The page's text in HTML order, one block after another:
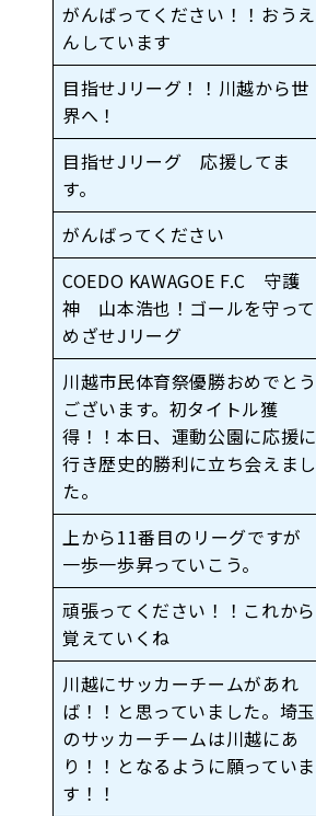
がんばってください！！おうえ
んしています
目指せJリーグ！！川越から世
界へ！
目指せJリーグ 応援してま
す。
がんばってください
COEDO KAWAGOE F.C 守護
神 山本浩也！ゴールを守って
めざせJリーグ
川越市民体育祭優勝おめでとう
ございます。初タイトル獲
得！！本日、運動公園に応援に
行き歴史的勝利に立ち会えまし
た。
上から11番目のリーグですが
一歩一歩昇っていこう。
頑張ってください！！これから
覚えていくね
川越にサッカーチームがあれ
ば！！と思っていました。埼玉
のサッカーチームは川越にあ
り！！となるように願っていま
す！！